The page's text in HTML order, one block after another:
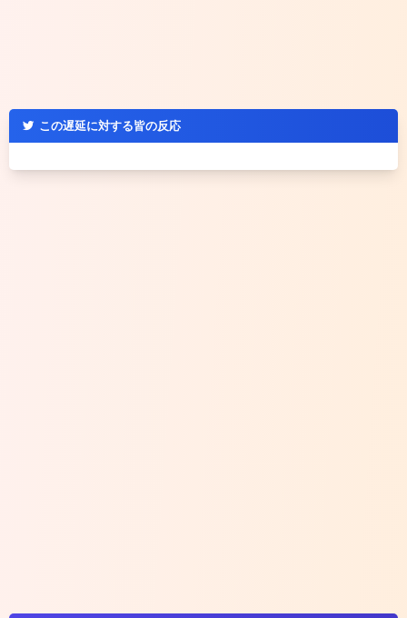
この遅延に対する皆の反応